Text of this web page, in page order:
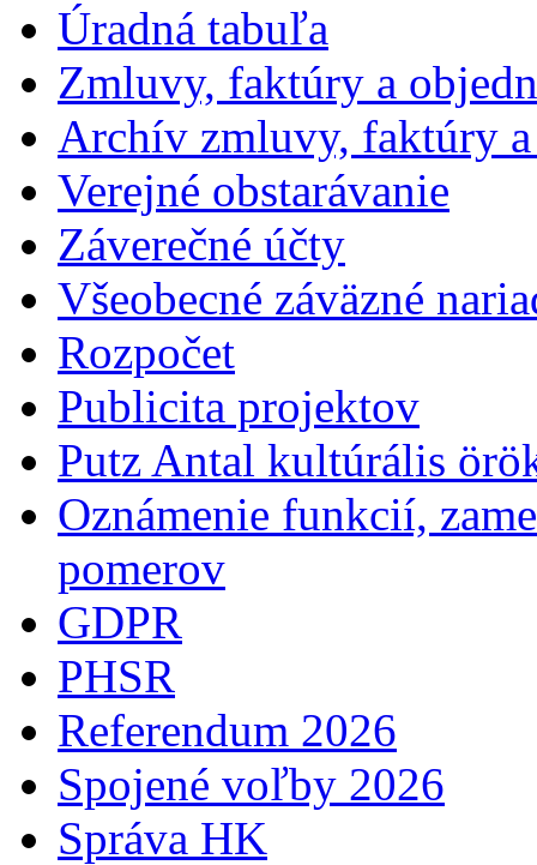
Úradná tabuľa
Zmluvy, faktúry a
Archív zmluvy, faktúry
Verejné obstarávanie
Záverečné účty
Všeobecné záväzné
Rozpočet
Publicita projektov
Putz Antal kultúrális
Oznámenie funkcií,
pomerov
GDPR
PHSR
Referendum 2026
Spojené voľby 2026
Správa HK